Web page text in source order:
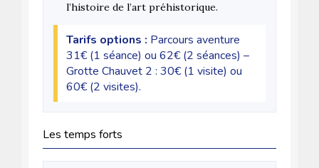
l’histoire de l’art préhistorique.
Tarifs options : Parcours aventure
31€ (1 séance) ou 62€ (2 séances) –
Grotte Chauvet 2 : 30€ (1 visite) ou
60€ (2 visites).
Les temps forts